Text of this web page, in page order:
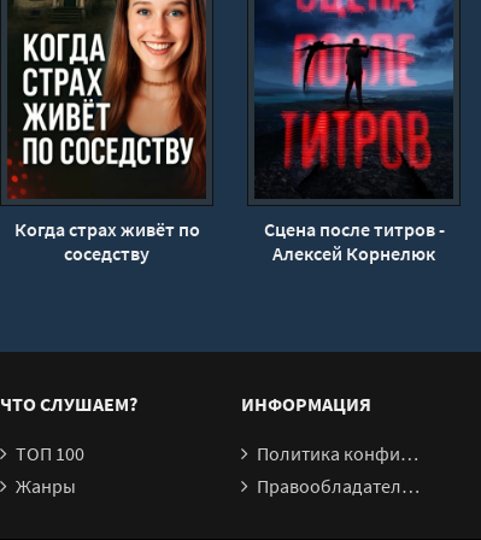
18
19
20
21
22
26
27
Когда страх живёт по
соседству
Сцена после титров -
Алексей Корнелюк
ЧТО СЛУШАЕМ?
ТОП 100
Жанры
ИНФОРМАЦИЯ
Политика конфиденциальности
Правообладателям